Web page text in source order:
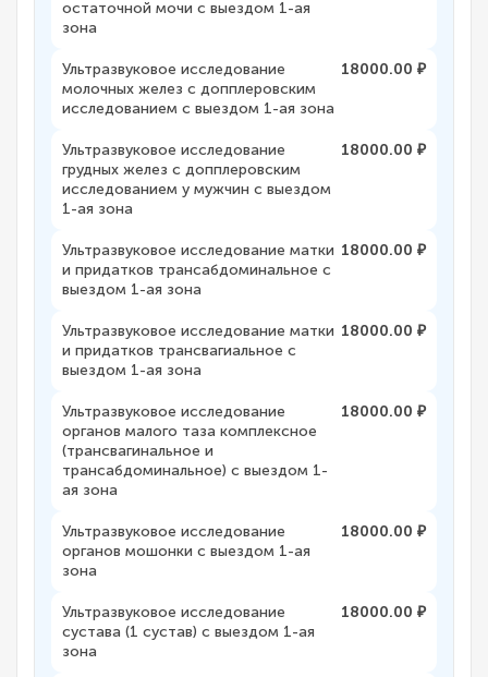
остаточной мочи с выездом 1-ая
зона
Ультразвуковое исследование
молочных желез с допплеровским
исследованием с выездом 1-ая зона
18000.00 ₽
Ультразвуковое исследование
грудных желез с допплеровским
исследованием у мужчин с выездом
1-ая зона
18000.00 ₽
Ультразвуковое исследование матки
и придатков трансабдоминальное с
выездом 1-ая зона
18000.00 ₽
Ультразвуковое исследование матки
и придатков трансвагиальное с
выездом 1-ая зона
18000.00 ₽
Ультразвуковое исследование
органов малого таза комплексное
(трансвагинальное и
трансабдоминальное) с выездом 1-
ая зона
18000.00 ₽
Ультразвуковое исследование
органов мошонки с выездом 1-ая
зона
18000.00 ₽
Ультразвуковое исследование
сустава (1 сустав) с выездом 1-ая
зона
18000.00 ₽